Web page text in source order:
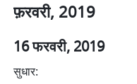
फ़रवरी, 2019
16 फरवरी, 2019
सुधार: